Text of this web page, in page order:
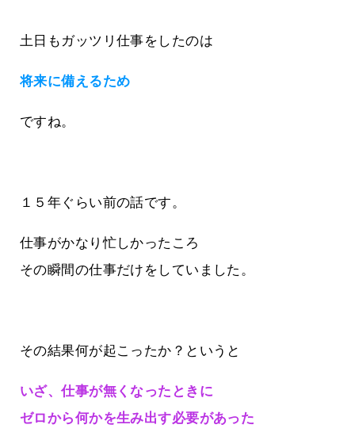
土日もガッツリ仕事をしたのは
将来に備えるため
ですね。
１５年ぐらい前の話です。
仕事がかなり忙しかったころ
その瞬間の仕事だけをしていました。
その結果何が起こったか？というと
いざ、仕事が無くなったときに
ゼロから何かを生み出す必要があった